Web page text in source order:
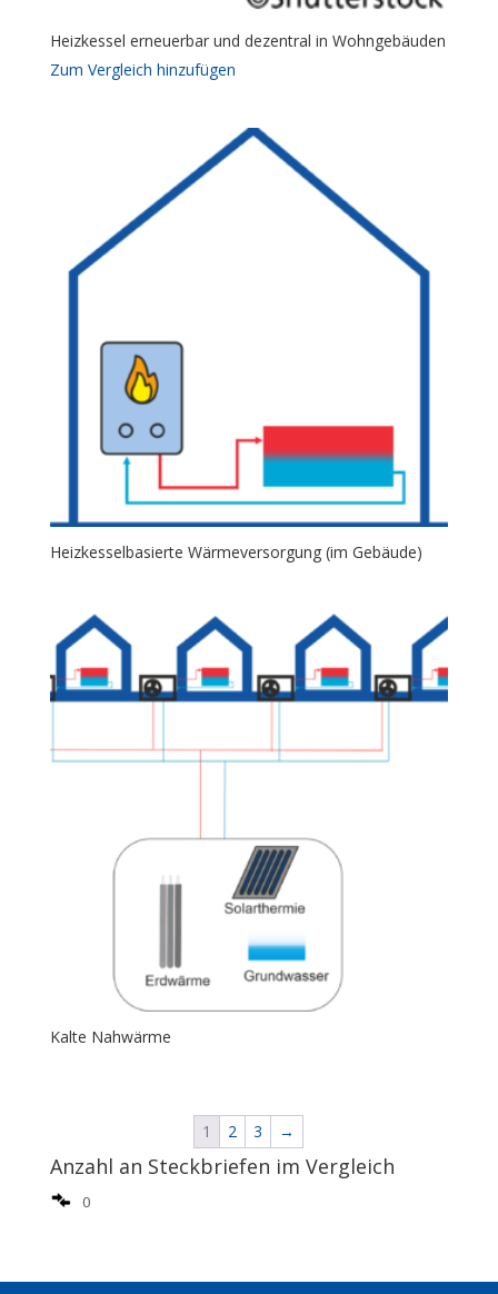
Heizkessel erneuerbar und dezentral in Wohngebäuden
Zum Vergleich hinzufügen
Heizkesselbasierte Wärmeversorgung (im Gebäude)
Kalte Nahwärme
1 2 3 →
Anzahl an Steckbriefen im Vergleich
0